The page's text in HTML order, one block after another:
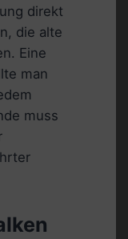
direkt
die alte
Eine
man
muss